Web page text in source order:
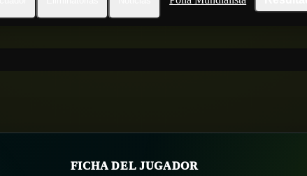
FICHA DEL JUGADOR